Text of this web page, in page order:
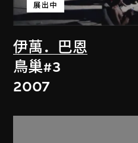
伊萬．巴恩
展出中
鳥巢#3
2007